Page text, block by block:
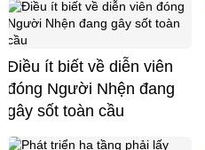
Điều ít biết về diễn viên
đóng Người Nhện đang
gây sốt toàn cầu